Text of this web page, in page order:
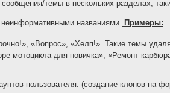
темы в нескольких разделах,
названиями. Примеры:
«Вопрос», «Хелп!». Такие темы
мотоцикла для новичка», «Ремонт
пользователя. (создание клонов на